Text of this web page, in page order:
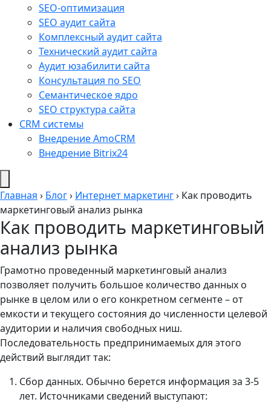
SEO-оптимизация
SEO аудит сайта
Комплексный аудит сайта
Технический аудит сайта
Аудит юзабилити сайта
Консультация по SEO
Семантическое ядро
SEO структура сайта
CRM системы
Внедрение AmoCRM
Внедрение Bitrix24
Главная › Блог› Интернет маркетинг› Как проводить
маркетинговый анализ рынка
Как проводить маркетинговый
анализ рынка
Грамотно проведенный маркетинговый анализ
позволяет получить большое количество данных о
рынке в целом или о его конкретном сегменте – от
емкости и текущего состояния до численности целевой
аудитории и наличия свободных ниш.
Последовательность предпринимаемых для этого
действий выглядит так:
Сбор данных. Обычно берется информация за 3-5
лет. Источниками сведений выступают: